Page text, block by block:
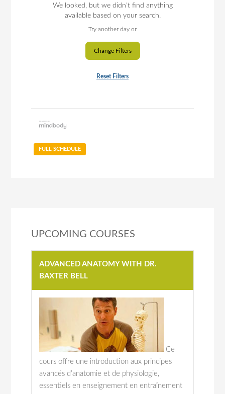
We looked, but we didn't find anything
available based on your search.
Try another day or
Change Filters
Reset Filters
FULL SCHEDULE
UPCOMING COURSES
ADVANCED ANATOMY WITH DR.
BAXTER BELL
Ce
cours offre une introduction aux principes
avancés d’anatomie et de physiologie,
essentiels en enseignement en entraînement